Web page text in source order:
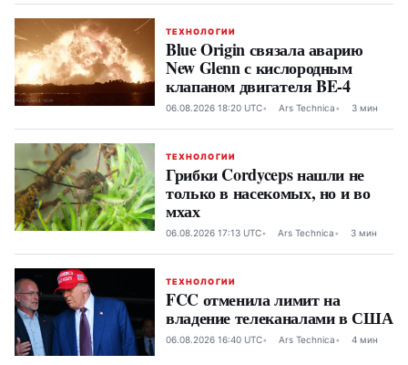
ТЕХНОЛОГИИ
Blue Origin связала аварию
New Glenn с кислородным
клапаном двигателя BE-4
06.08.2026 18:20 UTC Ars Technica 3 мин
ТЕХНОЛОГИИ
Грибки Cordyceps нашли не
только в насекомых, но и во
мхах
06.08.2026 17:13 UTC Ars Technica 3 мин
ТЕХНОЛОГИИ
FCC отменила лимит на
владение телеканалами в США
06.08.2026 16:40 UTC Ars Technica 4 мин